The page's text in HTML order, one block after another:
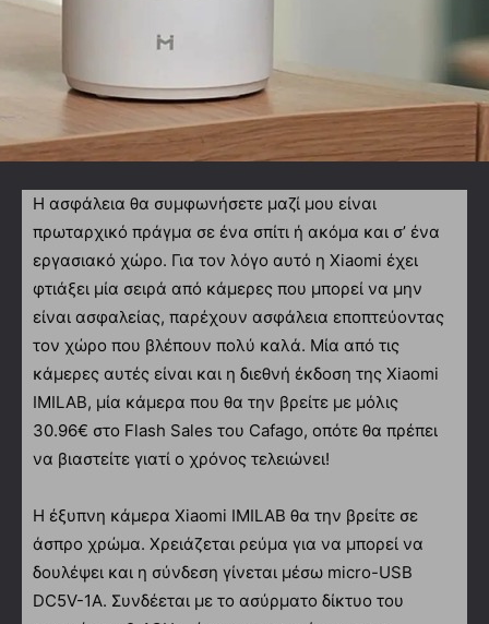
Η ασφάλεια θα συμφωνήσετε μαζί μου είναι
πρωταρχικό πράγμα σε ένα σπίτι ή ακόμα και σ’ ένα
εργασιακό χώρο. Για τον λόγο αυτό η Xiaomi έχει
φτιάξει μία σειρά από κάμερες που μπορεί να μην
είναι ασφαλείας, παρέχουν ασφάλεια εποπτεύοντας
τον χώρο που βλέπουν πολύ καλά. Μία από τις
κάμερες αυτές είναι και η διεθνή έκδοση της Xiaomi
IMILAB, μία κάμερα που θα την βρείτε με μόλις
30.96€ στο Flash Sales του Cafago, οπότε θα πρέπει
να βιαστείτε γιατί ο χρόνος τελειώνει!
Η έξυπνη κάμερα Xiaomi IMILAB θα την βρείτε σε
άσπρο χρώμα. Χρειάζεται ρεύμα για να μπορεί να
δουλέψει και η σύνδεση γίνεται μέσω micro-USB
DC5V-1A. Συνδέεται με το ασύρματο δίκτυο του